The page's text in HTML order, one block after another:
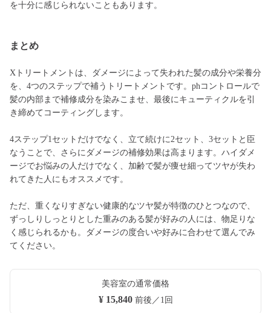
を十分に感じられないこともあります。
まとめ
Xトリートメントは、ダメージによって失われた髪の成分や栄養分
を、4つのステップで補うトリートメントです。phコントロールで
髪の内部まで補修成分を染みこませ、最後にキューティクルを引
き締めてコーティングします。
4ステップ1セットだけでなく、立て続けに2セット、3セットと臣
なうことで、さらにダメージの補修効果は高まります。ハイダメ
ージでお悩みの人だけでなく、加齢で髪が痩せ細ってツヤが失わ
れてきた人にもオススメです。
ただ、重くなりすぎない健康的なツヤ髪が特徴のひとつなので、
ずっしりしっとりとした重みのある髪が好みの人には、物足りな
く感じられるかも。ダメージの度合いや好みに合わせて選んでみ
てください。
美容室の通常価格
¥ 15,840前後／1回